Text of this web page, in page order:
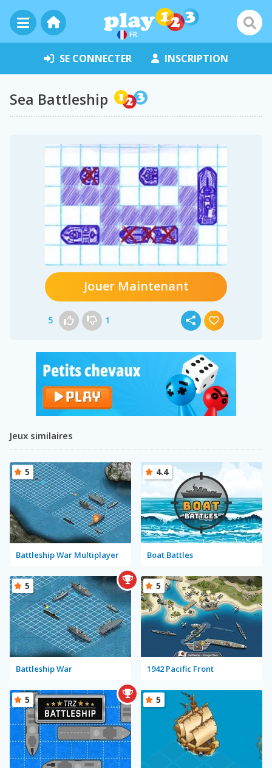
FR
SE CONNECTER INSCRIPTION
Sea Battleship
Jouer Maintenant
5 1
Jeux similaires
Battleship War Multiplayer
5
Boat Battles
4.4
Battleship War
5
1942 Pacific Front
5
5 5